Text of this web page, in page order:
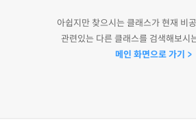
아쉽지만 찾으시는 클래스가 현재 비
관련있는 다른 클래스를 검색해보시
메인 화면으로 가기 >